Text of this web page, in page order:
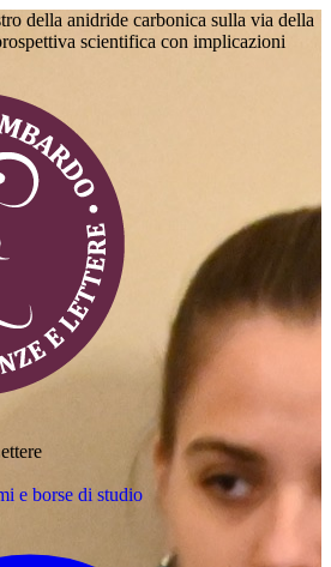
della anidride carbonica sulla via della
scientifica con implicazioni
e borse di studio